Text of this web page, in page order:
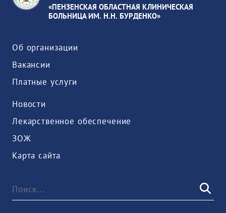
«ПЕНЗЕНСКАЯ ОБЛАСТНАЯ КЛИНИЧЕСКАЯ
БОЛЬНИЦА ИМ. Н.Н. БУРДЕНКО»
Об организации
Вакансии
Платные услуги
Новости
Лекарственное обеспечение
ЗОЖ
Карта сайта